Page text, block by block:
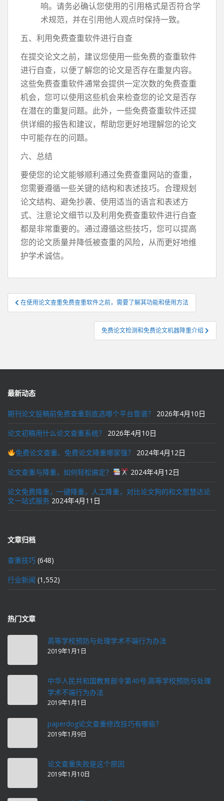
响。请务必确认您使用的引用格式是否符合学
术规范，并在引用他人观点时保持一致。
五、利用免费查重软件进行自查
在提交论文之前，建议您使用一些免费的查重软件
进行自查，以便了解您的论文是否存在重复内容。
这些免费查重软件通常会提供一定次数的免费查重
机会，您可以使用这些机会来检查您的论文是否存
在潜在的重复问题。此外，一些免费查重软件还提
供详细的报告和建议，帮助您更好地理解您的论文
中可能存在的问题。
六、总结
要使您的论文能够顺利通过免费查重网站的查重，
您需要遵循一些关键的结构和表述技巧。合理规划
论文结构、避免抄袭、使用适当的语言和表述方
式、注意论文细节以及利用免费查重软件进行自查
都是非常重要的。通过遵循这些技巧，您可以提高
您的论文质量并降低被查重的风险，从而更好地维
护学术诚信。
文
章
在使用论文查重免费查重软件之前，需要了解其功能和使用方法
免费论文检测和免费论文机器降重介绍
最新动态
期刊论文投稿前免费查重到底选哪个平台靠谱？ 2026年4月10日
论文初稿用什么论文查重系统？ 2026年4月10日
免费论文查重、免费论文降重哪家强？ 2024年4月12日
论文查重与降重，如何轻松搞定？ 2024年4月12日
论文免费降重，一键降重，人工降重，对比论文狗的和文思慧达论
文一站式服务 2024年4月11日
文章归档
查重技巧 (648)
行业新闻 (1,552)
热门文章
高等学校预防与处理学术不端行为办法
2019年1月1日
中华人民共和国教育部令第40号:高等学校预防与处理
学术不端行为办法
2019年1月1日
paperdog论文查重修改技巧有哪些？
2019年1月9日
论文查重失败是这个原因
2019年1月10日